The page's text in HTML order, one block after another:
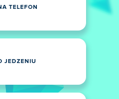
TELEFON
JEDZENIU